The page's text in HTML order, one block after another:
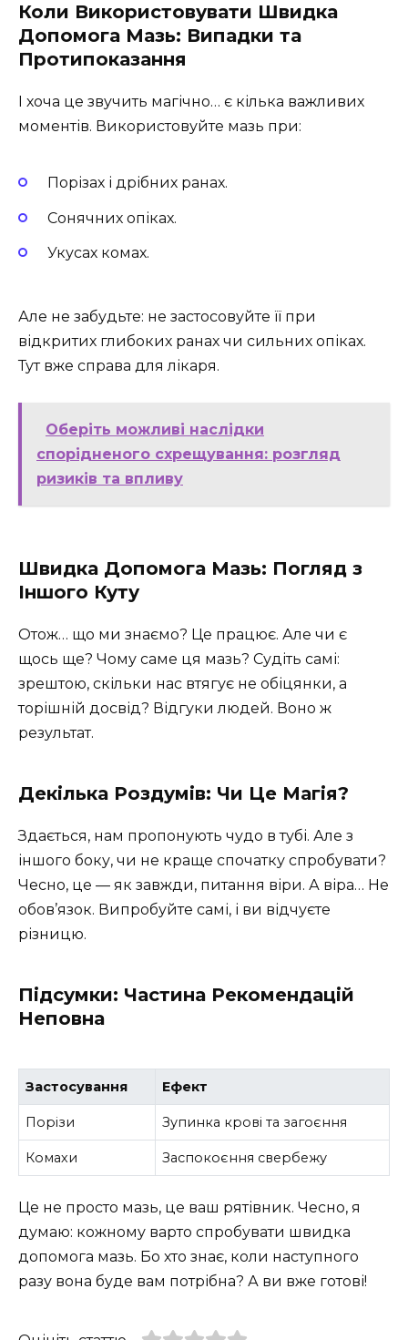
Коли Використовувати Швидка
Допомога Мазь: Випадки та
Протипоказання
І хоча це звучить магічно… є кілька важливих
моментів. Використовуйте мазь при:
Порізах і дрібних ранах.
Сонячних опіках.
Укусах комах.
Але не забудьте: не застосовуйте її при
відкритих глибоких ранах чи сильних опіках.
Тут вже справа для лікаря.
Оберіть можливі наслідки
спорідненого схрещування: розгляд
ризиків та впливу
Швидка Допомога Мазь: Погляд з
Іншого Куту
Отож… що ми знаємо? Це працює. Але чи є
щось ще? Чому саме ця мазь? Судіть самі:
зрештою, скільки нас втягує не обіцянки, а
торішній досвід? Відгуки людей. Воно ж
результат.
Декілька Роздумів: Чи Це Магія?
Здається, нам пропонують чудо в тубі. Але з
іншого боку, чи не краще спочатку спробувати?
Чесно, це — як завжди, питання віри. А віра… Не
обов’язок. Випробуйте самі, і ви відчуєте
різницю.
Підсумки: Частина Рекомендацій
Неповна
Застосування Ефект
Порізи Зупинка крові та загоєння
Комахи Заспокоєння свербежу
Це не просто мазь, це ваш рятівник. Чесно, я
думаю: кожному варто спробувати швидка
допомога мазь. Бо хто знає, коли наступного
разу вона буде вам потрібна? А ви вже готові!